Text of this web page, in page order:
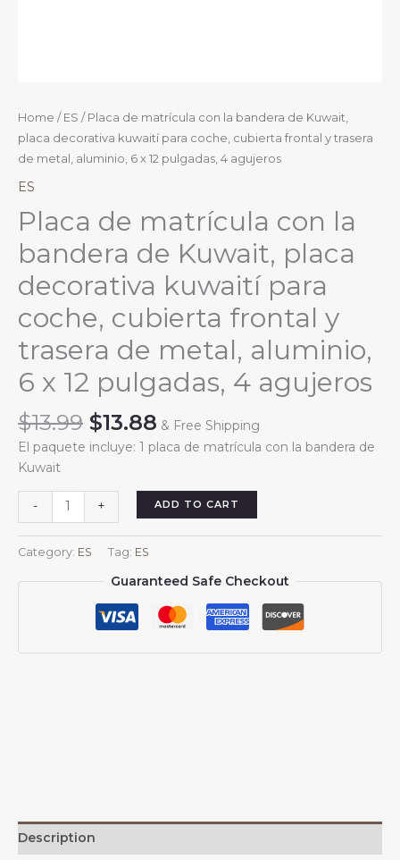
Home / ES / Placa de matrícula con la bandera de Kuwait,
placa decorativa kuwaití para coche, cubierta frontal y trasera
de metal, aluminio, 6 x 12 pulgadas, 4 agujeros
ES
Placa de matrícula con la
bandera de Kuwait, placa
decorativa kuwaití para
coche, cubierta frontal y
trasera de metal, aluminio,
6 x 12 pulgadas, 4 agujeros
$13.99 Original
price
was:
$13.88 Current
price
& Free Shipping
El paquete incluye: 1 placa de matrícula con la bandera de
Kuwait
-
de
matrícula
con
la
trasera
+ ADD TO CART
Category: ES Tag: ES
Guaranteed Safe Checkout
Description